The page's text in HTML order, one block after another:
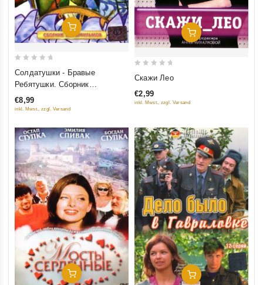
Добавить В Корзину
5
Солдатушки - Бравые
Ребятушки. Сборник
мультфильмов
€8,99
inkl. Mwst., zzgl. Versand
Добавить В Корзину
of
Скажи Лео
€2,99
inkl. Mwst., zzgl. Versand
Добавить В Корзину Добавить В Корзину